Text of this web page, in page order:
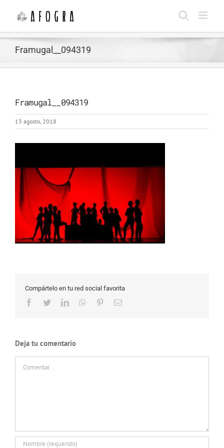
contenido
Framugal__094319
Framugal__094319
13 agosto, 2018
Compártelo en tu red social favorita
Facebook
TwitterLinkedInWhatsApp
PinterestCorreo
Deja tu comentario